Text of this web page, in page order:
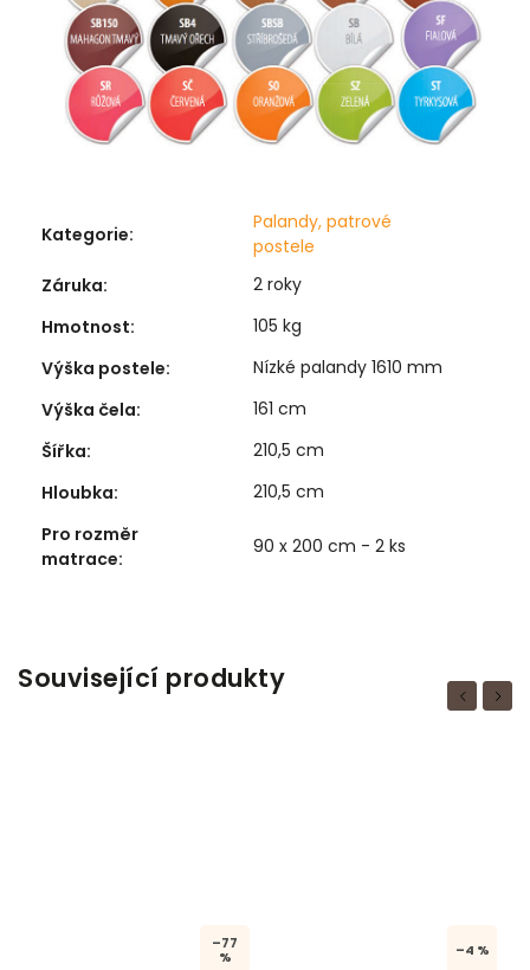
Kategorie:
Palandy, patrové
postele
Záruka:
2 roky
Hmotnost:
105 kg
Výška postele:
Nízké palandy 1610 mm
Výška čela:
161 cm
Šířka:
210,5 cm
Hloubka:
210,5 cm
Pro rozměr
matrace:
90 x 200 cm - 2 ks
Související produkty Previous
–77
% –4 %
Next